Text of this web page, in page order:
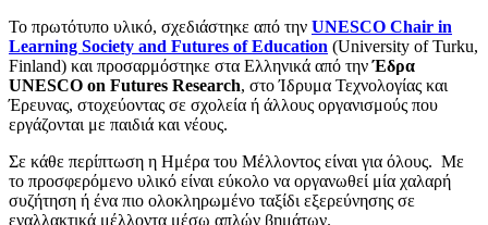
Το πρωτότυπο υλικό, σχεδιάστηκε από την UNESCO Chair in
Learning Society and Futures of Education (University of Turku,
Finland) και προσαρμόστηκε στα Ελληνικά από τηνΈδρα
UNESCO on Futures Research, στο Ίδρυμα Τεχνολογίας και
Έρευνας, στοχεύοντας σε σχολεία ή άλλoυς οργανισμούς που
εργάζονται με παιδιά και νέους.
Σε κάθε περίπτωση η Ημέρα του Μέλλοντος είναι για όλους. Με
το προσφερόμενο υλικό είναι εύκολο να οργανωθεί μία χαλαρή
συζήτηση ή ένα πιο ολοκληρωμένο ταξίδι εξερεύνησης σε
εναλλακτικά μέλλοντα μέσω απλών βημάτων.